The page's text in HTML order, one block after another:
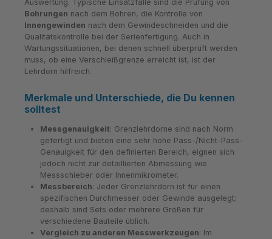
Auswertung. Typische Einsatzfälle sind die Prüfung von
Bohrungen nach dem Bohren, die Kontrolle von
Innengewinden nach dem Gewindeschneiden und die
Qualitätskontrolle bei der Serienfertigung. Auch in
Wartungssituationen, bei denen schnell überprüft werden
muss, ob eine Verschleißgrenze erreicht ist, ist der
Lehrdorn hilfreich.
Merkmale und Unterschiede, die Du kennen
solltest
Messgenauigkeit: Grenzlehrdorne sind nach Norm
gefertigt und bieten eine sehr hohe Pass-/Nicht-Pass-
Genauigkeit für den definierten Bereich, eignen sich
jedoch nicht zur detaillierten Abmessung wie
Messschieber oder Innenmikrometer.
Messbereich: Jeder Grenzlehrdorn ist für einen
spezifischen Durchmesser oder Gewinde ausgelegt;
deshalb sind Sets oder mehrere Größen für
verschiedene Bauteile üblich.
Vergleich zu anderen Messwerkzeugen: Im